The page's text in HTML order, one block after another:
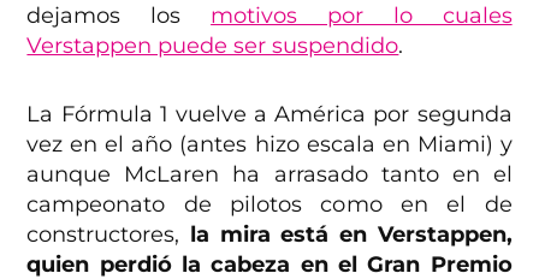
dejamos los motivos por lo cuales
Verstappen puede ser suspendido.
La Fórmula 1 vuelve a América por segunda
vez en el año (antes hizo escala en Miami) y
aunque McLaren ha arrasado tanto en el
campeonato de pilotos como en el de
constructores, la mira está en Verstappen,
quien perdió la cabeza en el Gran Premio